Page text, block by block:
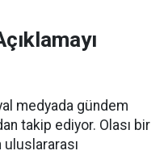
medyada gündem
takip ediyor. Olası bir
uluslararası